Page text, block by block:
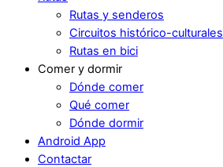
Rutas y senderos
Circuitos histórico-culturales
Rutas en bici
Comer y dormir
Dónde comer
Qué comer
Dónde dormir
Android App
Contactar